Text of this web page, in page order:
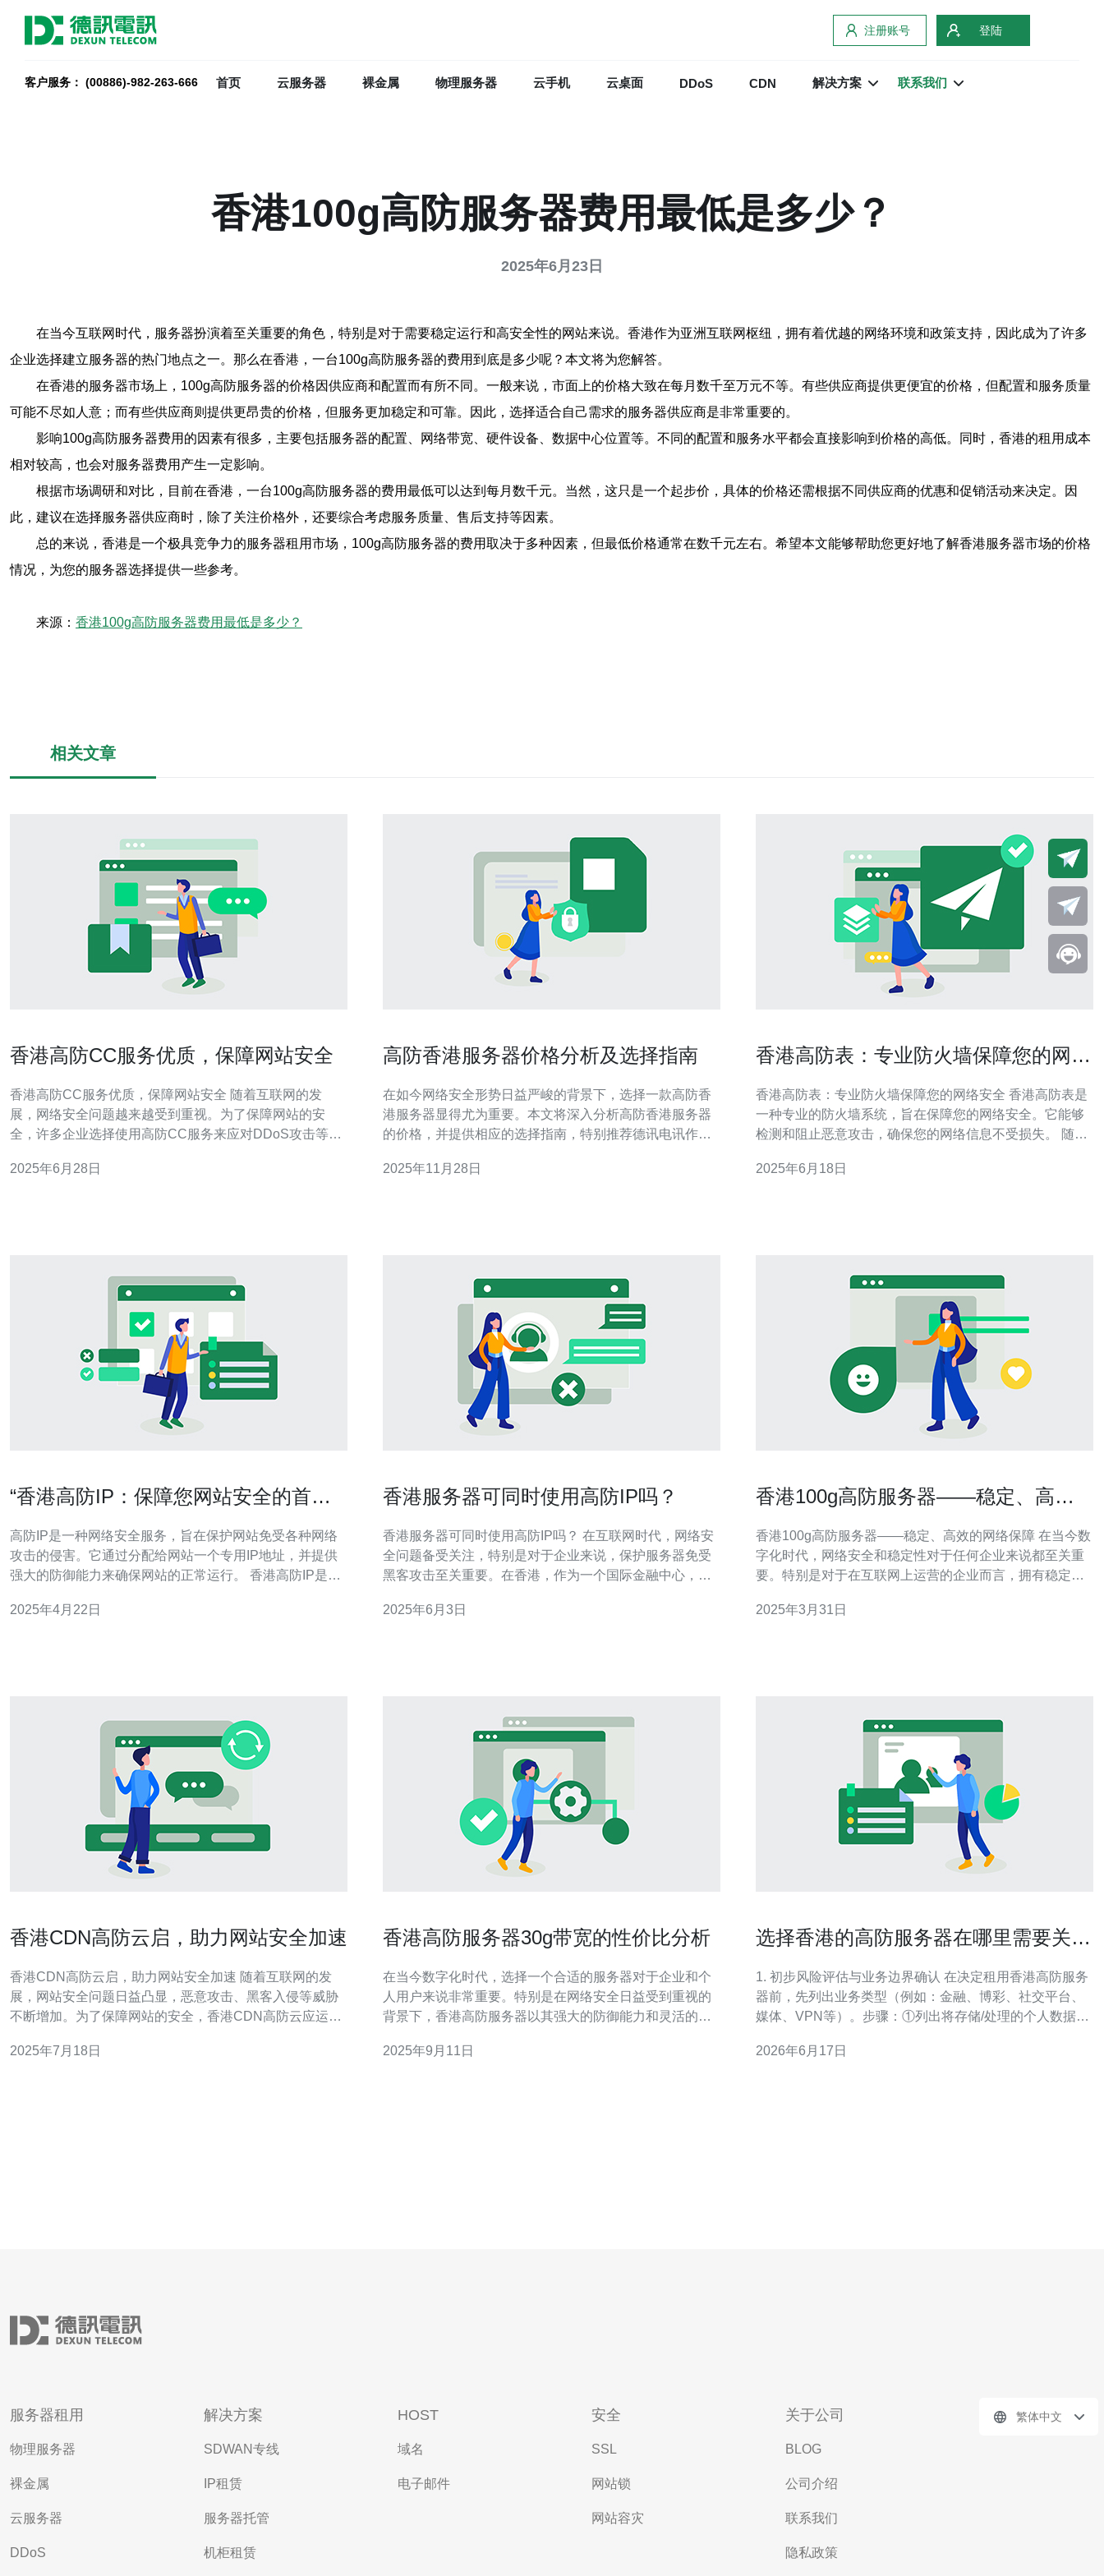
注册账号 登陆
客户服务： (00886)-982-263-666 首页 云服务器 裸金属 物理服务器 云手机 云桌面 DDoS CDN 解决方案 联系我们
香港100g高防服务器费用最低是多少？
2025年6月23日
在当今互联网时代，服务器扮演着至关重要的角色，特别是对于需要稳定运行和高安全性的网站来说。香港作为亚洲互联网枢纽，拥有着优越的网络环境和政策支持，因此成为了许多
企业选择建立服务器的热门地点之一。那么在香港，一台100g高防服务器的费用到底是多少呢？本文将为您解答。
在香港的服务器市场上，100g高防服务器的价格因供应商和配置而有所不同。一般来说，市面上的价格大致在每月数千至万元不等。有些供应商提供更便宜的价格，但配置和服务质量
可能不尽如人意；而有些供应商则提供更昂贵的价格，但服务更加稳定和可靠。因此，选择适合自己需求的服务器供应商是非常重要的。
影响100g高防服务器费用的因素有很多，主要包括服务器的配置、网络带宽、硬件设备、数据中心位置等。不同的配置和服务水平都会直接影响到价格的高低。同时，香港的租用成本
相对较高，也会对服务器费用产生一定影响。
根据市场调研和对比，目前在香港，一台100g高防服务器的费用最低可以达到每月数千元。当然，这只是一个起步价，具体的价格还需根据不同供应商的优惠和促销活动来决定。因
此，建议在选择服务器供应商时，除了关注价格外，还要综合考虑服务质量、售后支持等因素。
总的来说，香港是一个极具竞争力的服务器租用市场，100g高防服务器的费用取决于多种因素，但最低价格通常在数千元左右。希望本文能够帮助您更好地了解香港服务器市场的价格
情况，为您的服务器选择提供一些参考。
来源： 香港100g高防服务器费用最低是多少？
相关文章
香港高防CC服务优质，保障网站安全
香港高防CC服务优质，保障网站安全 随着互联网的发
展，网络安全问题越来越受到重视。为了保障网站的安
全，许多企业选择使用高防CC服务来应对DDoS攻击等网
务质量优秀，能够有效保障网站的安全。 香港作为一个国
2025年6月28日
高防香港服务器价格分析及选择指南
在如今网络安全形势日益严峻的背景下，选择一款高防香
港服务器显得尤为重要。本文将深入分析高防香港服务器
的价格，并提供相应的选择指南，特别推荐德讯电讯作为
服务器的市场概述 高防香港服务器是为了应对网络攻击而
2025年11月28日
香港高防表：专业防火墙保障您的网络
香港高防表：专业防火墙保障您的网络安全 香港高防表是
一种专业的防火墙系统，旨在保障您的网络安全。它能够
检测和阻止恶意攻击，确保您的网络信息不受损失。 随着
港高防表可以有效防止黑客入侵、数据泄露等安全问题，
2025年6月18日
“香港高防IP：保障您网站安全的首选
高防IP是一种网络安全服务，旨在保护网站免受各种网络
攻击的侵害。它通过分配给网站一个专用IP地址，并提供
强大的防御能力来确保网站的正常运行。 香港高防IP是保
势：香港作为国际金融中心，拥有先进的网络基础设施，
2025年4月22日
香港服务器可同时使用高防IP吗？
香港服务器可同时使用高防IP吗？ 在互联网时代，网络安
全问题备受关注，特别是对于企业来说，保护服务器免受
黑客攻击至关重要。在香港，作为一个国际金融中心，拥
段之一。那么，香港服务器是否可以同时使用高防IP呢？
2025年6月3日
香港100g高防服务器——稳定、高效
香港100g高防服务器——稳定、高效的网络保障 在当今数
字化时代，网络安全和稳定性对于任何企业来说都至关重
要。特别是对于在互联网上运营的企业而言，拥有稳定、
务器正是为满足这一需求而设计的，下面我们将介绍其特
2025年3月31日
香港CDN高防云启，助力网站安全加速
香港CDN高防云启，助力网站安全加速 随着互联网的发
展，网站安全问题日益凸显，恶意攻击、黑客入侵等威胁
不断增加。为了保障网站的安全，香港CDN高防云应运而
速网站访问速度，提升用户体验。 CDN高防云具备强大的
2025年7月18日
香港高防服务器30g带宽的性价比分析
在当今数字化时代，选择一个合适的服务器对于企业和个
人用户来说非常重要。特别是在网络安全日益受到重视的
背景下，香港高防服务器以其强大的防御能力和灵活的带
性价比进行详细分析，并提供实际操作指南。 1. 什么是香
2025年9月11日
选择香港的高防服务器在哪里需要关注
1. 初步风险评估与业务边界确认 在决定租用香港高防服务
器前，先列出业务类型（例如：金融、博彩、社交平台、
媒体、VPN等）。步骤：①列出将存储/处理的个人数据类
产、博彩）；③判断是否可能引起跨境数据传输。把清单
2026年6月17日
服务器租用
物理服务器
裸金属
云服务器
DDoS
解决方案
SDWAN专线
IP租赁
服务器托管
机柜租赁
HOST
域名
电子邮件
安全
SSL
网站锁
网站容灾
关于公司
BLOG
公司介绍
联系我们
隐私政策
繁体中文